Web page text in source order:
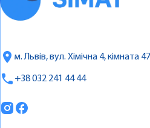
м. Львів, вул. Хімічна 4, кімната 47
+38 032 241 44 44